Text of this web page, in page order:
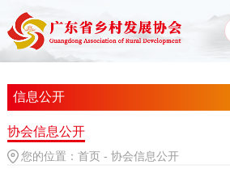
信息公开
协会信息公开
您的位置： 首页 - 协会信息公开